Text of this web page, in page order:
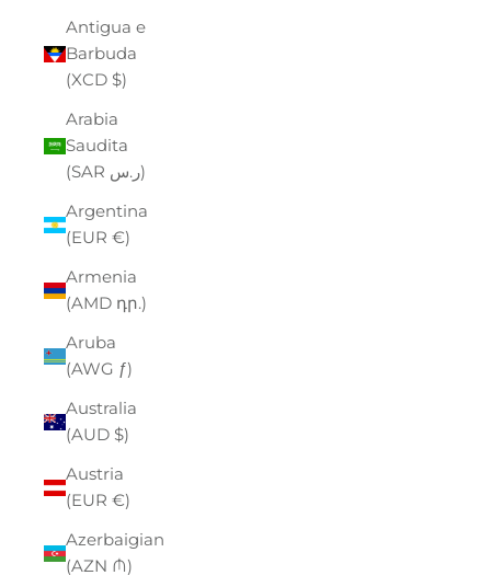
Antigua e
Barbuda
(XCD $)
Arabia
Saudita
(SAR ر.س)
Argentina
(EUR €)
Armenia
(AMD դր.)
Aruba
(AWG ƒ)
Australia
(AUD $)
Austria
(EUR €)
Azerbaigian
(AZN ₼)